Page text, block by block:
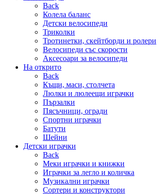
Back
Колела баланс
Детски велосипеди
Триколки
Тротинетки, скейтборди и ролери
Велосипеди със скорости
Аксесоари за велосипеди
На открито
Back
Къщи, маси, столчета
Люлки и люлеещи играчки
Пързалки
Пясъчници, огради
Спортни играчки
Батути
Шейни
Детски играчки
Back
Меки играчки и книжки
Играчки за легло и количка
Музикални играчки
Сортери и конструктори